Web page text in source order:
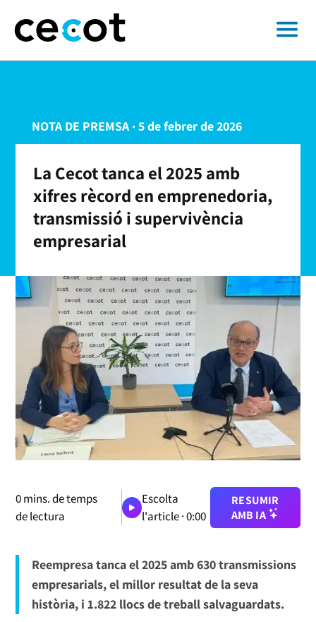
NOTA DE PREMSA · 5 de febrer de 2026
La Cecot tanca el 2025 amb
xifres rècord en emprenedoria,
transmissió i supervivència
empresarial
0mins. de temps
de lectura
Escolta
l'article ·0:00
RESUMIR
AMB IA
Reempresa tanca el 2025 amb 630 transmissions
empresarials, el millor resultat de la seva
història, i 1.822 llocs de treball salvaguardats.